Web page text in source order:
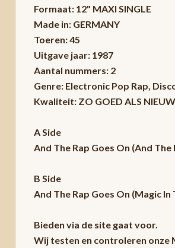
Formaat: 12" MAXI SINGLE
Made in: GERMANY
Toeren: 45
Uitgave jaar: 1987
Aantal nummers: 2
Genre: Electronic Pop Rap,
Kwaliteit: ZO GOED ALS
A Side
And The Rap Goes On (And
B Side
And The Rap Goes On (Magic
Bieden via de site gaat voor.
Wij testen en controleren onze